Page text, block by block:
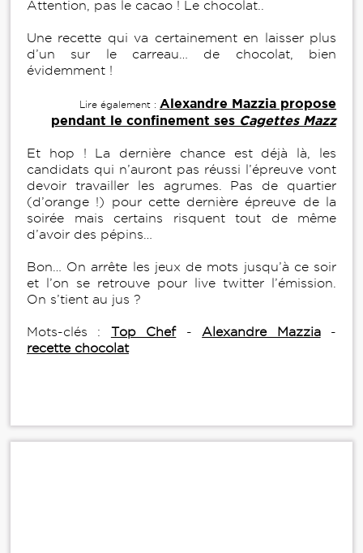
Attention, pas le cacao ! Le chocolat..
Une recette qui va certainement en laisser plus
d’un sur le carreau… de chocolat, bien
évidemment !
Lire également : Alexandre Mazzia propose
pendant le confinement ses Cagettes Mazz
Et hop ! La dernière chance est déjà là, les
candidats qui n’auront pas réussi l’épreuve vont
devoir travailler les agrumes. Pas de quartier
(d’orange !) pour cette dernière épreuve de la
soirée mais certains risquent tout de même
d’avoir des pépins…
Bon… On arrête les jeux de mots jusqu’à ce soir
et l’on se retrouve pour live twitter l’émission.
On s’tient au jus ?
Mots-clés : Top Chef- Alexandre Mazzia-
recette chocolat